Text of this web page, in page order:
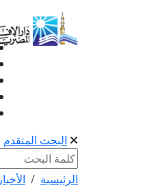
البحث المتقدم
الرئيسية الأخبار